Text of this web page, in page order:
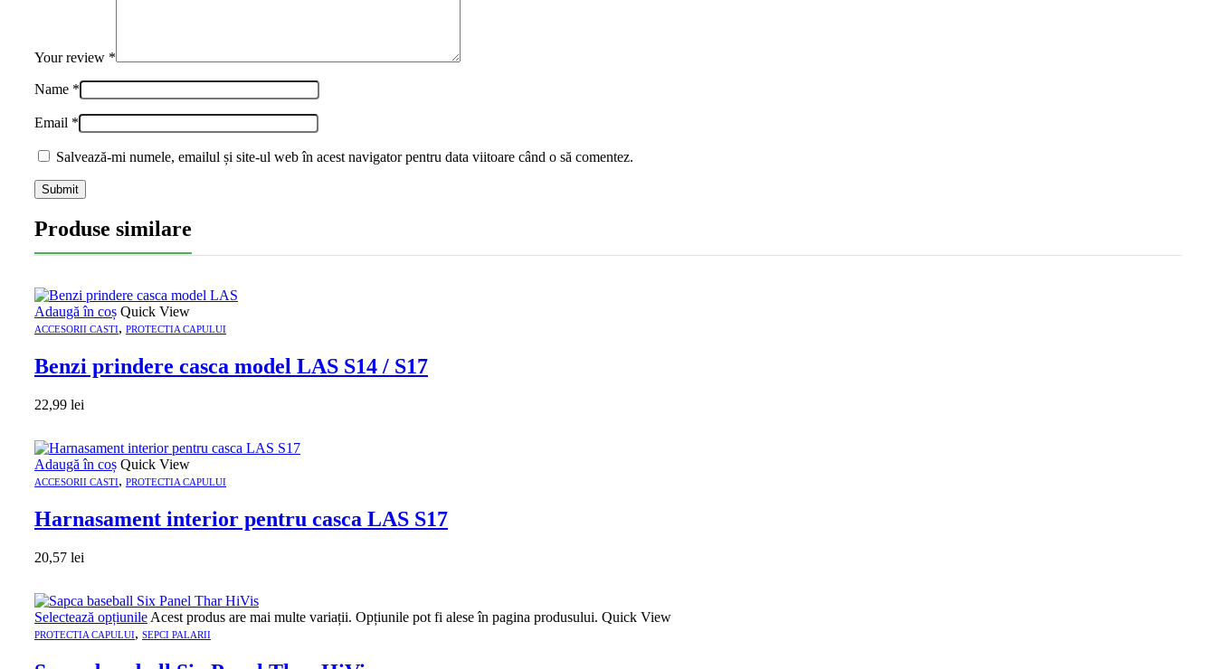
Your review *
Name *
Email *
Salvează-mi numele, emailul și site-ul web în acest navigator pentru data viitoare când o să comentez.
Produse similare
Adaugă în coș Quick View
ACCESORII CASTI, PROTECTIA CAPULUI
Benzi prindere casca model LAS S14 / S17
22,99 lei
Adaugă în coș Quick View
ACCESORII CASTI, PROTECTIA CAPULUI
Harnasament interior pentru casca LAS S17
20,57 lei
Selectează opțiunile Acest produs are mai multe variații. Opțiunile pot fi alese în pagina produsului. Quick View
PROTECTIA CAPULUI, SEPCI PALARII